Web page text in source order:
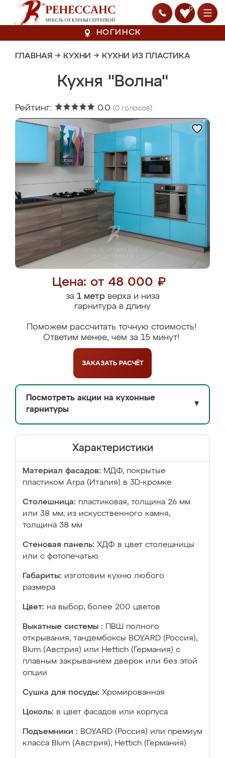
0
НОГИНСК
ГЛАВНАЯ → КУХНИ → КУХНИ ИЗ ПЛАСТИКА
Кухня "Волна"
Рейтинг: 0.0 (0 голосов)
Цена: от 48 000 ₽
за 1 метрверха и низа
гарнитура в длину
Поможем рассчитать точную стоимость!
Ответим менее, чем за 15 минут!
ЗАКАЗАТЬ РАСЧЁТ
Посмотреть акции на кухонные
гарнитуры
▼
Характеристики
Материал фасадов: МДФ, покрытые
пластиком Arpa (Италия) в 3D-кромке
Столешница: пластиковая, толщина 26 мм
или 38 мм; из искусственного камня,
толщина 38 мм
Стеновая панель: ХДФ в цвет столешницы
или с фотопечатью
Габариты: изготовим кухню любого
размера
Цвет: на выбор, более 200 цветов
Выкатные системы :
ПВШ полного
открывания, тандембоксы BOYARD (Россия),
Blum (Австрия) или Hettich (Германия) с
плавным закрыванием дверок или без этой
опции
Сушка для посуды: Хромированная
Цоколь: в цвет фасадов или корпуса
Подъемники : BOYARD (Россия) или премиум
класса Blum (Австрия), Hettich (Германия)